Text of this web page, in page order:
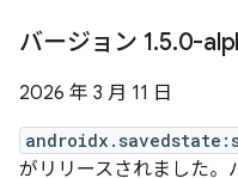
バージョン 1.5.0-
2026 年 3 月 11 日
がリリースされました。